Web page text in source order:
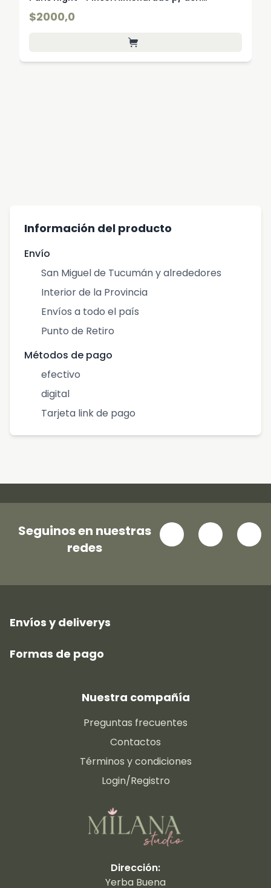
$2000,0
Información del producto
Envío
San Miguel de Tucumán y alrededores
Interior de la Provincia
Envíos a todo el país
Punto de Retiro
Métodos de pago
efectivo
digital
Tarjeta link de pago
Seguinos en nuestras
redes
Envíos y deliverys
Formas de pago
Nuestra compañía
Preguntas frecuentes
Contactos
Términos y condiciones
Login/Registro
Dirección:
Yerba Buena